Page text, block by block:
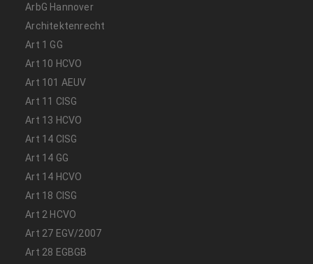
ArbG Hannover
Architektenrecht
Art 1 GG
Art 10 HCVO
Art 101 AEUV
Art 11 CISG
Art 13 HCVO
Art 14 CISG
Art 14 GG
Art 14 HCVO
Art 18 CISG
Art 2 HCVO
Art 27 EGV/2007
Art 28 EGBGB